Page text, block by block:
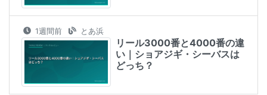
1週間前 とあ浜
リール3000番と4000番の違
い｜ショアジギ・シーバスは
どっち？